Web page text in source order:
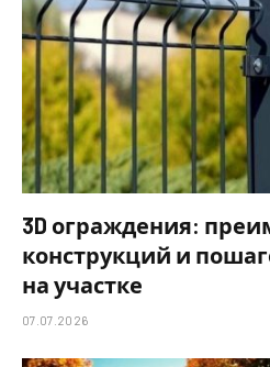
3D ограждения:
конструкций и
на участке
07.07.2026